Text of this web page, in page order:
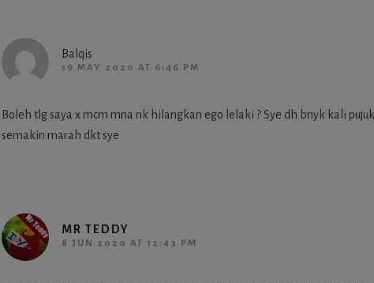
Balqis
19 MAY 2020 AT 6:46 PM
Boleh tlg saya x mcm mna nk hilangkan ego lelaki ? Sye dh bnyk kali
semakin marah dkt sye
MR TEDDY
8 JUN 2020 AT 12:43 PM